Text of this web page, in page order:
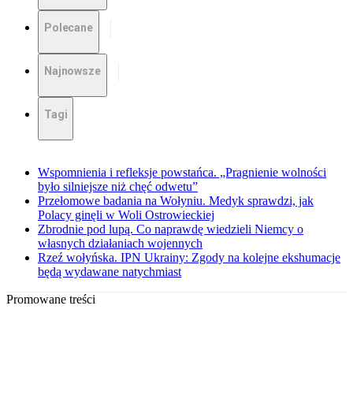
Polecane
Najnowsze
Tagi
Wspomnienia i refleksje powstańca. „Pragnienie wolności
było silniejsze niż chęć odwetu”
Przełomowe badania na Wołyniu. Medyk sprawdzi, jak
Polacy ginęli w Woli Ostrowieckiej
Zbrodnie pod lupą. Co naprawdę wiedzieli Niemcy o
własnych działaniach wojennych
Rzeź wołyńska. IPN Ukrainy: Zgody na kolejne ekshumacje
będą wydawane natychmiast
Promowane treści